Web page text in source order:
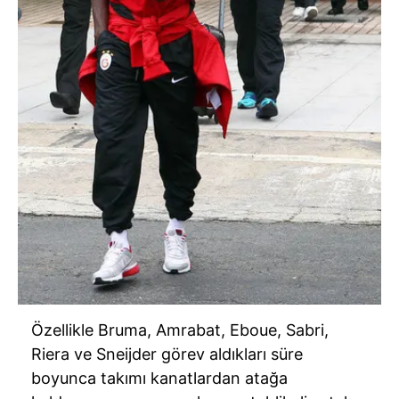
verileriniz işlenmekte olup gerekli olan çerezler bilgi
toplumu hizmetlerinin sunulması amacıyla
kullanılmaktadır. Diğer çerezler, sitemizin daha işlevsel
kılınması ve kişiselleştirilmesi ve sizlere yönelik
reklam/pazarlama faaliyetlerinin yapılması, amaçlarıyla
sınırlı olarak açık rızanız dahilinde kullanılacaktır.
Çerezlere ilişkin tercihlerinizi aşağıda yer alan panel
vasıtasıyla belirleyebilirsiniz. Çerezlere ilişkin detaylı bilgi
için Ayarlar butonuna tıklayabilir, Çerez Bilgilendirme
Metnimiziziyaret edebilirsiniz.
6698 sayılı Kişisel Verilerin Korunması Kanunu uyarınca
hazırlanmış Aydınlatma Metnimizi okumak ve sitemizde
ilgili mevzuata uygun olarak kullanılan çerezlerle ilgili bilgi
almak için lütfentıklayınız.
Özellikle Bruma, Amrabat, Eboue, Sabri,
Riera ve Sneijder görev aldıkları süre
boyunca takımı kanatlardan atağa